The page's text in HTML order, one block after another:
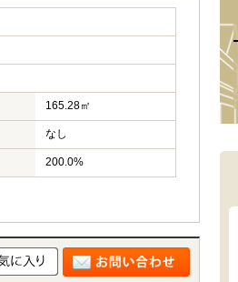
165.28㎡
なし
200.0%